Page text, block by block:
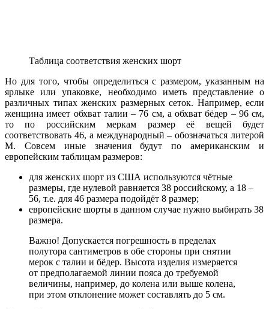
Таблица соответствия женских шорт
Но для того, чтобы определиться с размером, указанным на
ярлыке или упаковке, необходимо иметь представление о
различных типах женских размерных сеток. Например, если
женщина имеет обхват талии – 76 см, а обхват бёдер – 96 см,
то по российским меркам размер её вещей будет
соответствовать 46, а международный – обозначаться литерой
М. Совсем иные значения будут по американским и
европейским таблицам размеров:
для женских шорт из США используются чётные
размеры, где нулевой равняется 38 российскому, а 18 –
56, т.е. для 46 размера подойдёт 8 размер;
европейские шорты в данном случае нужно выбирать 38
размера.
Важно! Допускается погрешность в пределах
полутора сантиметров в обе стороны при снятии
мерок с талии и бёдер. Высота изделия измеряется
от предполагаемой линии пояса до требуемой
величины, например, до колена или выше колена,
при этом отклонение может составлять до 5 см.